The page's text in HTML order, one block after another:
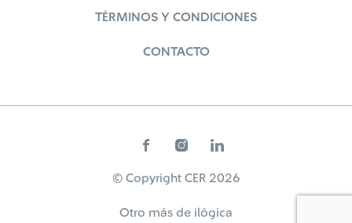
TÉRMINOS Y CONDICIONES
CONTACTO
© Copyright CER 2026
Otro más de ilógica